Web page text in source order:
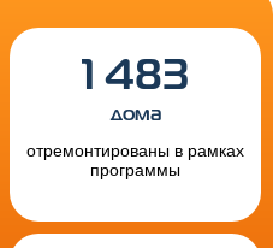
1 483
дома
отремонтированы в рамках
программы